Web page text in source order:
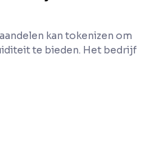
kan tokenizen om
te bieden. Het bedrijf